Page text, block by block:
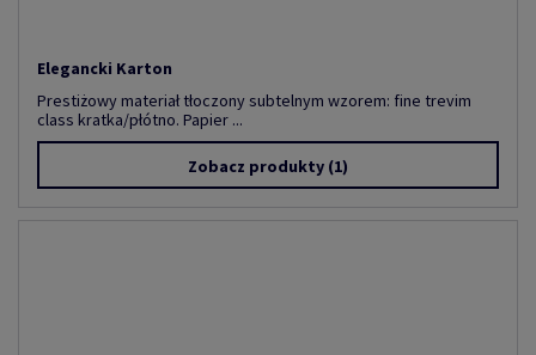
Elegancki Karton
Prestiżowy materiał tłoczony subtelnym wzorem: fine trevim
class kratka/płótno. Papier ...
Zobacz produkty (1)